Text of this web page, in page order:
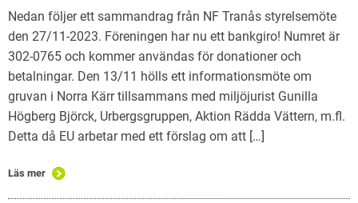
Nedan följer ett sammandrag från NF Tranås styrelsemöte
den 27/11-2023. Föreningen har nu ett bankgiro! Numret är
302-0765 och kommer användas för donationer och
betalningar. Den 13/11 hölls ett informationsmöte om
gruvan i Norra Kärr tillsammans med miljöjurist Gunilla
Högberg Björck, Urbergsgruppen, Aktion Rädda Vättern, m.fl.
Detta då EU arbetar med ett förslag om att […]
Läs mer